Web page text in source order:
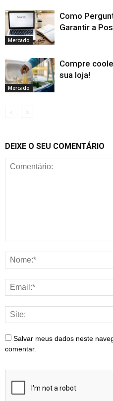
Mercado
Como
Garantir a
Mercado
Compre
sua loja!
DEIXE O SEU COMENTÁRIO
Salvar meus dados neste
comentar.